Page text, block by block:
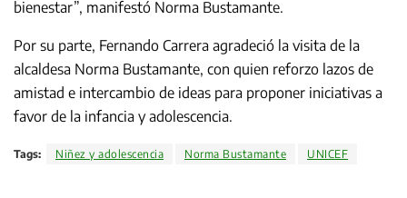
bienestar”, manifestó Norma Bustamante.
Por su parte, Fernando Carrera agradeció la visita de la
alcaldesa Norma Bustamante, con quien reforzo lazos de
amistad e intercambio de ideas para proponer iniciativas a
favor de la infancia y adolescencia.
Tags: Niñez y adolescencia Norma Bustamante UNICEF